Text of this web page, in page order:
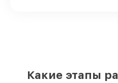
течение пары
Какие этапы